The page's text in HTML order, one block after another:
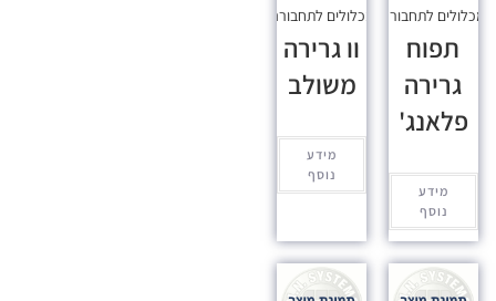
מכלולים לתחבורה
תפוח
גרירה
פלאנג'
מידע
נוסף
מכלולים לתחבורה
וו גרירה
משולב
מידע
נוסף